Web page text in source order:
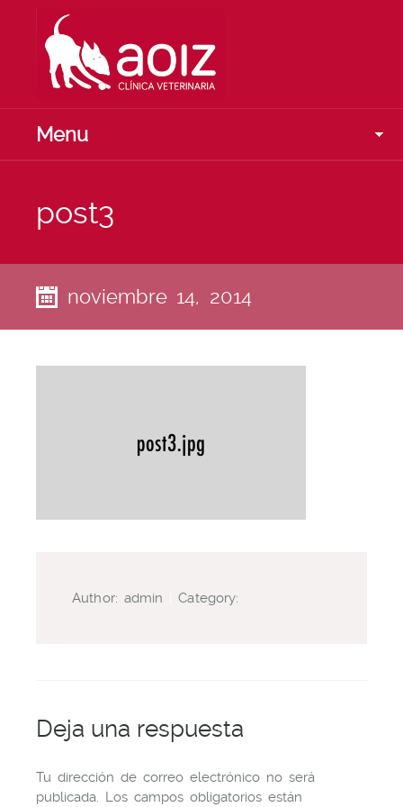
Menu
post3
noviembre 14, 2014
Author:admin |Category:
Deja una respuesta
Tu dirección de correo electrónico no será
publicada. Los campos obligatorios están